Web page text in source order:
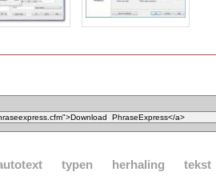
typen herhaling tekst